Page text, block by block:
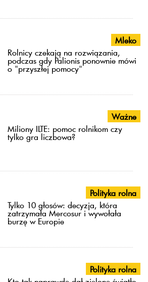
Mleko
Rolnicy czekają na rozwiązania,
podczas gdy Palionis ponownie mówi
o "przyszłej pomocy"
Ważne
Miliony ILTE: pomoc rolnikom czy
tylko gra liczbowa?
Polityka rolna
Tylko 10 głosów: decyzja, która
zatrzymała Mercosur i wywołała
burzę w Europie
Polityka rolna